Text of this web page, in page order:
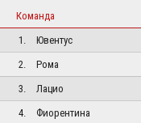
Команда
1.
Ювентус
2.
Рома
3.
Лацио
4.
Фиорентина